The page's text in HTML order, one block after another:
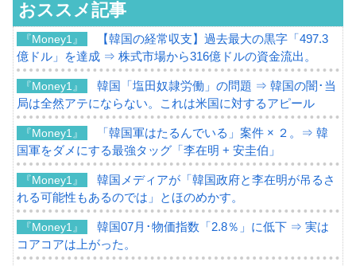
おススメ記事
『Money1』
【韓国の経常収支】過去最大の黒字「497.3
億ドル」を達成 ⇒ 株式市場から316億ドルの資金流出。
『Money1』
韓国「塩田奴隷労働」の問題 ⇒ 韓国の闇･当
局は全然アテにならない。これは米国に対するアピール
『Money1』
「韓国軍はたるんでいる」案件 × ２。⇒ 韓
国軍をダメにする最強タッグ「李在明 + 安圭伯」
『Money1』
韓国メディアが「韓国政府と李在明が吊るさ
れる可能性もあるのでは」とほのめかす。
『Money1』
韓国07月･物価指数「2.8％」に低下 ⇒ 実は
コアコアは上がった。